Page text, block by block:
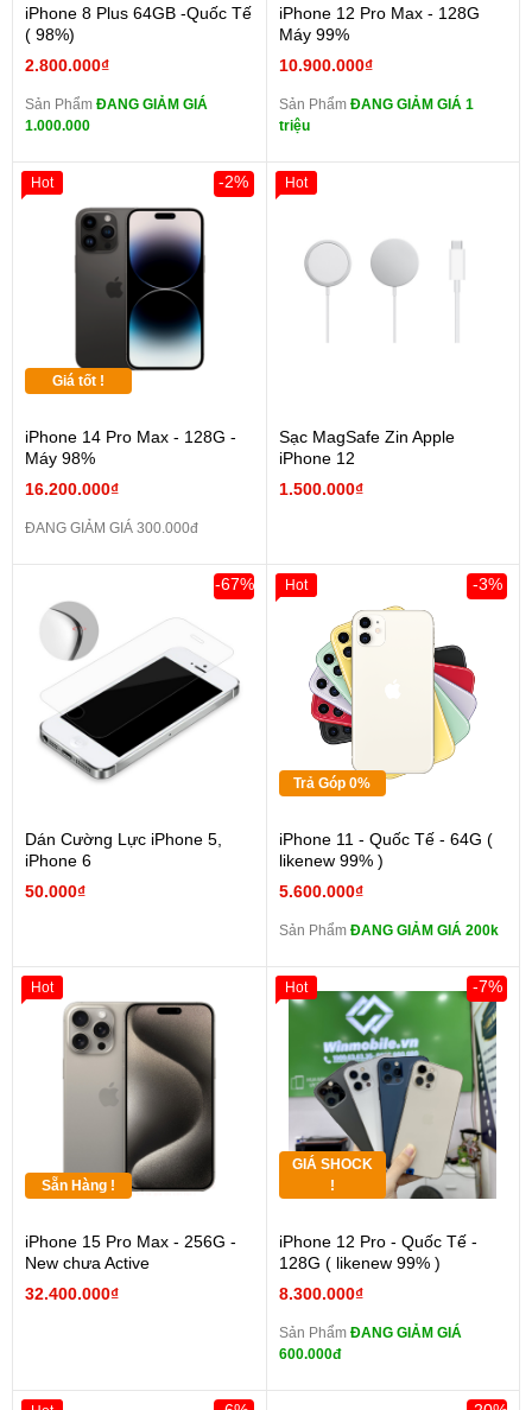
iPhone 8 Plus 64GB -Quốc Tế
( 98%)
2.800.000₫
Sản Phẩm ĐANG GIẢM GIÁ
1.000.000
iPhone 12 Pro Max - 128G
Máy 99%
10.900.000₫
Sản Phẩm ĐANG GIẢM GIÁ 1
triệu
Giá tốt !
iPhone 14 Pro Max - 128G -
Máy 98%
16.200.000₫
-2%
ĐANG GIẢM GIÁ 300.000đ
Hot
Sạc MagSafe Zin Apple
iPhone 12
1.500.000₫
Hot
Dán Cường Lực iPhone 5,
iPhone 6
50.000₫
-67%
Trả Góp 0%
iPhone 11 - Quốc Tế - 64G (
likenew 99% )
5.600.000₫
-3%
Sản Phẩm ĐANG GIẢM GIÁ 200k
Hot
Sẵn Hàng !
iPhone 15 Pro Max - 256G -
New chưa Active
32.400.000₫
Hot
GIÁ SHOCK
!
iPhone 12 Pro - Quốc Tế -
128G ( likenew 99% )
8.300.000₫
-7%
Sản Phẩm ĐANG GIẢM GIÁ
600.000đ
Hot